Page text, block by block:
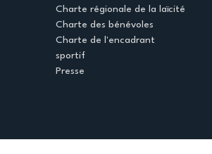
Charte régionale de la laïcité
Charte des bénévoles
Charte de l'encadrant
sportif
Presse